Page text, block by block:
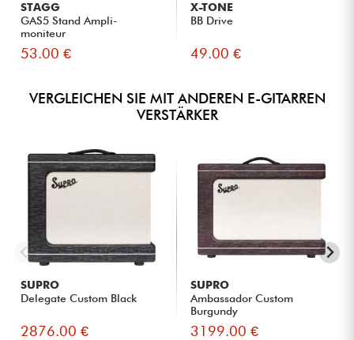
STAGG
GAS5 Stand Ampli-
moniteur
53.00 €
X-TONE
BB Drive
49.00 €
VERGLEICHEN SIE MIT ANDEREN E-GITARREN
VERSTÄRKER
SUPRO
Delegate Custom Black
2876.00 €
SUPRO
Ambassador Custom
Burgundy
3199.00 €